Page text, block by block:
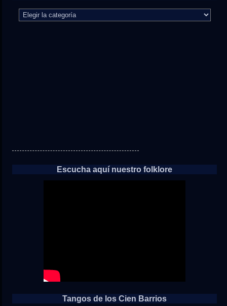
camino
Escucha aquí nuestro folklore
Tangos de los Cien Barrios